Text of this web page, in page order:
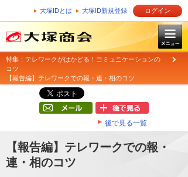
大塚IDとは 大塚ID新規登録 ログイン
特集：テレワークがはかどる！コミュニケーションの
コツ
【報告編】テレワークでの報・連・相のコツ
後で見る一覧
【報告編】テレワークでの報・
連・相のコツ